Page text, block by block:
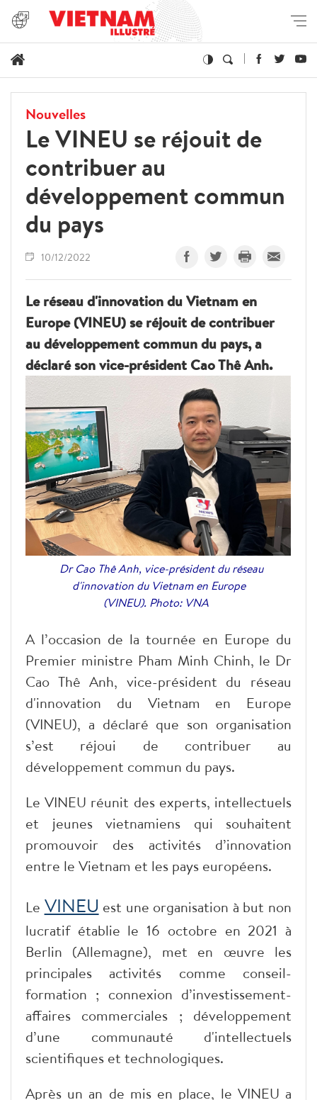
Nouvelles
Le VINEU se réjouit de
contribuer au
développement commun
du pays
10/12/2022
Le réseau d'innovation du Vietnam en
Europe (VINEU) se réjouit de contribuer
au développement commun du pays, a
déclaré son vice-président Cao Thê Anh.
Dr Cao Thê Anh, vice-président du réseau
d'innovation du Vietnam en Europe
(VINEU). Photo: VNA
A l’occasion de la tournée en Europe du
Premier ministre Pham Minh Chinh, le Dr
Cao Thê Anh, vice-président du réseau
d'innovation du Vietnam en Europe
(VINEU), a déclaré que son organisation
s’est réjoui de contribuer au
développement commun du pays.
Le VINEU réunit des experts, intellectuels
et jeunes vietnamiens qui souhaitent
promouvoir des activités d’innovation
entre le Vietnam et les pays européens.
Le VINEU est une organisation à but non
lucratif établie le 16 octobre en 2021 à
Berlin (Allemagne), met en œuvre les
principales activités comme conseil-
formation ; connexion d’investissement-
affaires commerciales ; développement
d’une communauté d'intellectuels
scientifiques et technologiques.
Après un an de mis en place, le VINEU a